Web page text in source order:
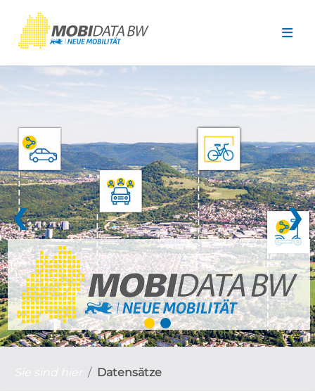
❮ ❯
Datensätze